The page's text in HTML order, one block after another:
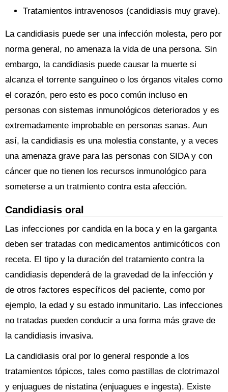
Tratamientos intravenosos (candidiasis muy grave).
La candidiasis puede ser una infección molesta, pero por
norma general, no amenaza la vida de una persona. Sin
embargo, la candidiasis puede causar la muerte si
alcanza el torrente sanguíneo o los órganos vitales como
el corazón, pero esto es poco común incluso en
personas con sistemas inmunológicos deteriorados y es
extremadamente improbable en personas sanas. Aun
así, la candidiasis es una molestia constante, y a veces
una amenaza grave para las personas con SIDA y con
cáncer que no tienen los recursos inmunológico para
someterse a un tratmiento contra esta afección.
Candidiasis oral
Las infecciones por candida en la boca y en la garganta
deben ser tratadas con medicamentos antimicóticos con
receta. El tipo y la duración del tratamiento contra la
candidiasis dependerá de la gravedad de la infección y
de otros factores específicos del paciente, como por
ejemplo, la edad y su estado inmunitario. Las infecciones
no tratadas pueden conducir a una forma más grave de
la candidiasis invasiva.
La candidiasis oral por lo general responde a los
tratamientos tópicos, tales como pastillas de clotrimazol
y enjuagues de nistatina (enjuagues e ingesta). Existe